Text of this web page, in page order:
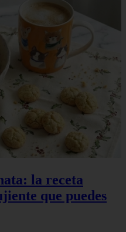
la receta
que puedes